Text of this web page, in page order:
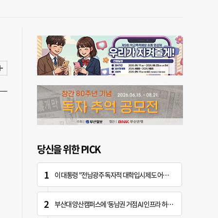
당신을 위한 PICK
이 대통령 "전남광주 독자적 대학입시제도 어떤가" 제안
부산대 양산캠퍼스에 ‘동남권 거점 AI 인프라 허브’ 조성한다